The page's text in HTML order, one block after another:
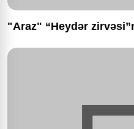
"Araz" “Heydər